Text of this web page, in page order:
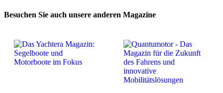
Besuchen Sie auch unsere anderen Magazine